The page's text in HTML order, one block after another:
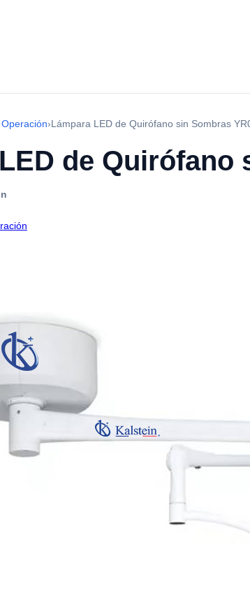
›Lámpara LED de Quirófano sin Sombras
de Quirófano